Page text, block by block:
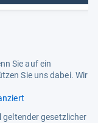
Sie auf ein
Sie uns dabei. Wir
geltender gesetzlicher